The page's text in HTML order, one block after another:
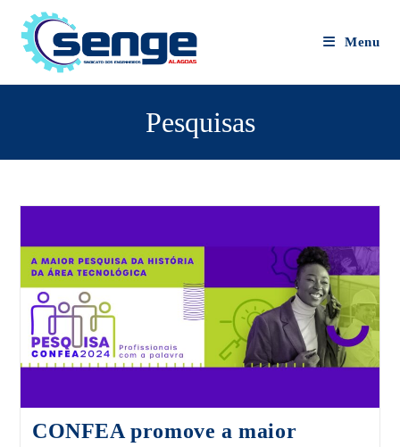
Menu
Pesquisas
CONFEA promove a maior